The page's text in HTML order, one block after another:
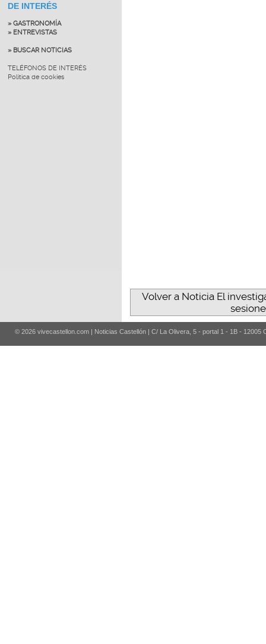
DE INTERÉS
» GASTRONOMÍA
» ENTREVISTAS
» BUSCAR NOTICIAS
TELÉFONOS DE INTERÉS
Política de cookies
Volver a Noticia El
© 2026 vivecastellon.com | Noticias Castellón | C/ La Olivera, 5 - portal 1 - 1B - 12005